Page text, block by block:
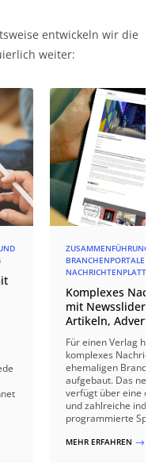
entwickeln wir die
weiter:
ZUSAMMENFÜHRUNG
BRANCHENPORTALE ZU
ACHRICHTENPLATTFORM
Komplexes
mit Newsslider,
Artikeln,
Für einen Verlag
komplexes
ehemaligen
aufgebaut. Das neue
verfügt über eine
und zahlreiche
programmierte
MEHR ERFAHREN $